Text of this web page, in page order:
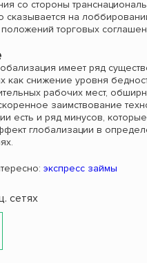
со стороны
сказывается на
торговых
имеет ряд
как снижение уровня
рабочих мест,
заимствование
есть и ряд минусов,
глобализации в
экспресс займы
сетях